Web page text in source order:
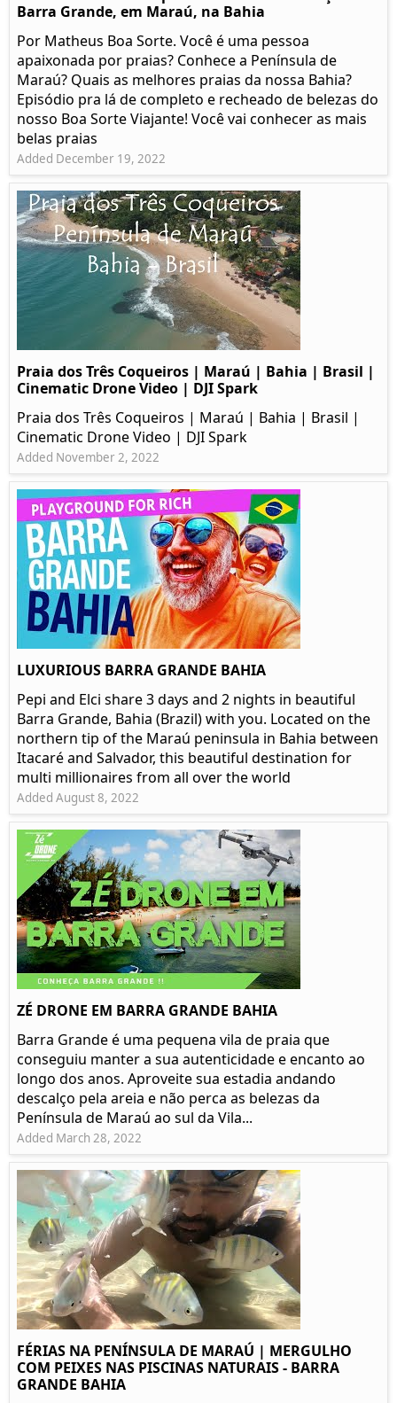
Barra Grande, em Maraú, na Bahia
Por Matheus Boa Sorte. Você é uma pessoa
apaixonada por praias? Conhece a Península de
Maraú? Quais as melhores praias da nossa Bahia?
Episódio pra lá de completo e recheado de belezas do
nosso Boa Sorte Viajante! Você vai conhecer as mais
belas praias
Added December 19, 2022
Praia dos Três Coqueiros | Maraú | Bahia | Brasil |
Cinematic Drone Video | DJI Spark
Praia dos Três Coqueiros | Maraú | Bahia | Brasil |
Cinematic Drone Video | DJI Spark
Added November 2, 2022
LUXURIOUS BARRA GRANDE BAHIA
Pepi and Elci share 3 days and 2 nights in beautiful
Barra Grande, Bahia (Brazil) with you. Located on the
northern tip of the Maraú peninsula in Bahia between
Itacaré and Salvador, this beautiful destination for
multi millionaires from all over the world
Added August 8, 2022
ZÉ DRONE EM BARRA GRANDE BAHIA
Barra Grande é uma pequena vila de praia que
conseguiu manter a sua autenticidade e encanto ao
longo dos anos. Aproveite sua estadia andando
descalço pela areia e não perca as belezas da
Península de Maraú ao sul da Vila...
Added March 28, 2022
FÉRIAS NA PENÍNSULA DE MARAÚ | MERGULHO
COM PEIXES NAS PISCINAS NATURAIS - BARRA
GRANDE BAHIA